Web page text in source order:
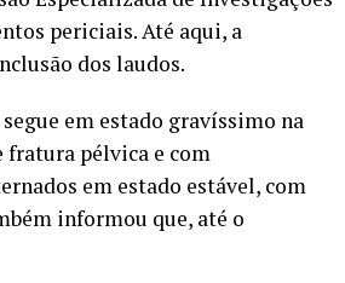
periciais. Até aqui, a
dos laudos.
em estado gravíssimo na
fratura pélvica e com
em estado estável, com
informou que, até o